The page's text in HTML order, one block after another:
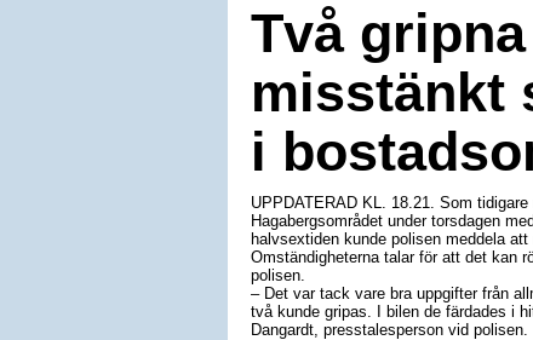
Två
misstänkt
i
UPPDATERAD KL. 18.21. Som
Hagabergsområdet under torsdagen
halvsextiden kunde polisen meddela
Omständigheterna talar för att det kan
polisen.
– Det var tack vare bra uppgifter från
två kunde gripas. I bilen de färdades i
Dangardt, presstalesperson vid polisen.